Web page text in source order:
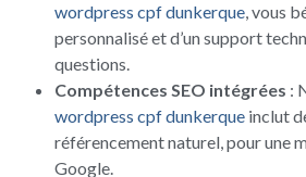
wordpress cpf dunkerque, vous
personnalisé et d’un support
questions.
Compétences SEO intégrées :
wordpress cpf dunkerque inclut
référencement naturel, pour une
Google.